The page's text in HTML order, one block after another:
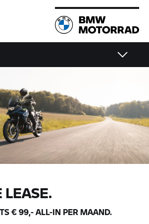
LEASE.
€ 99,- ALL-IN PER MAAND.